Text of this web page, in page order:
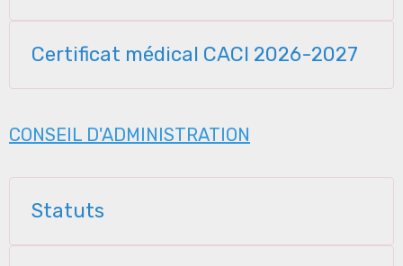
Certificat médical CACI 2026-2027
CONSEIL D'ADMINISTRATION
Statuts